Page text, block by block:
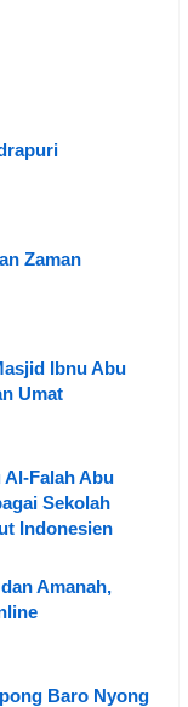
Zaman
Ibnu Abu
Umat
Al-Falah Abu
Sekolah
Indonesien
Amanah,
Baro Nyong